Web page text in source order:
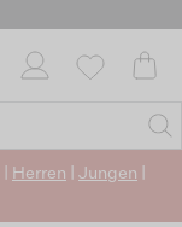
Herren Jungen